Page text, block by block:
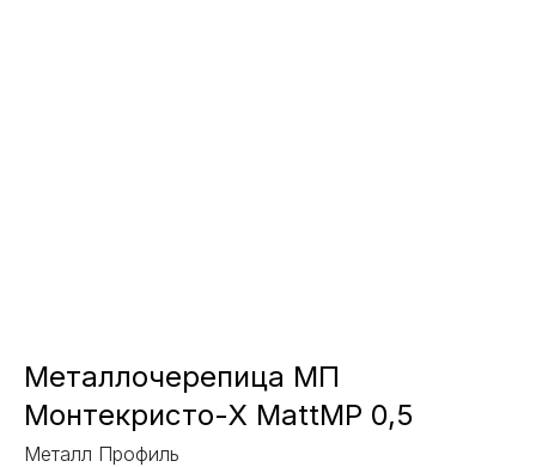
Металлочерепица МП
Монтекристо-X MattMP 0,5
Металл Профиль